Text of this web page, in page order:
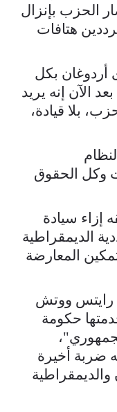
الحزب بإنزال
هتافات
أردوغان بكل
الآن إنه يريد
بلا قيادة،
وكل الحقوق
إزاء سيادة
الديمقراطية
المعارضة
رايتس ووتش
حكومة
ضربة أخيرة
والديمقراطية